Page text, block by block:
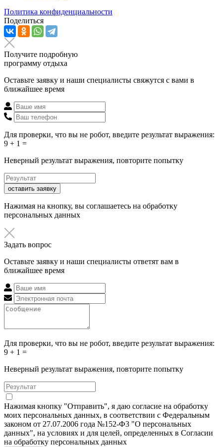
Политика конфиденциальности
Поделиться
Получите подробную
программу отдыха
Оставьте заявку и наши специалисты свяжутся с вами в
ближайшее время
Для проверки, что вы не робот, введите результат выражения:
9 + 1 =
Неверный результат выражения, повторите попытку
оставить заявку
Нажимая на кнопку, вы соглашаетесь на обработку
персональных данных
Задать вопрос
Оставьте заявку и наши специалисты ответят вам в
ближайшее время
Для проверки, что вы не робот, введите результат выражения:
9 + 1 =
Неверный результат выражения, повторите попытку
Нажимая кнопку "Отправить", я даю согласие на обработку
моих персональных данных, в соответствии с Федеральным
законом от 27.07.2006 года №152-Ф3 "О персональных
данных", на условиях и для целей, определенных в Согласии
на обработку персональных данных